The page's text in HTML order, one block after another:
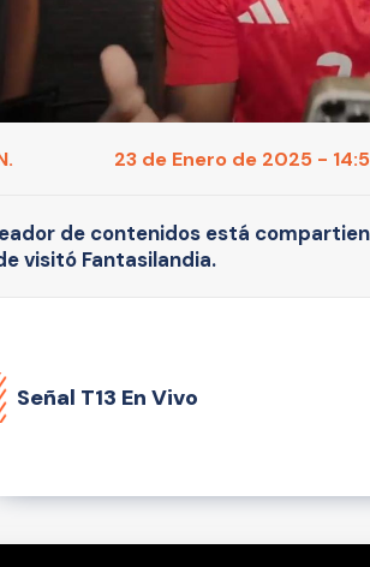
23 de Enero de 2025 -
de contenidos está
visitó Fantasilandia.
Señal T13 En Vivo